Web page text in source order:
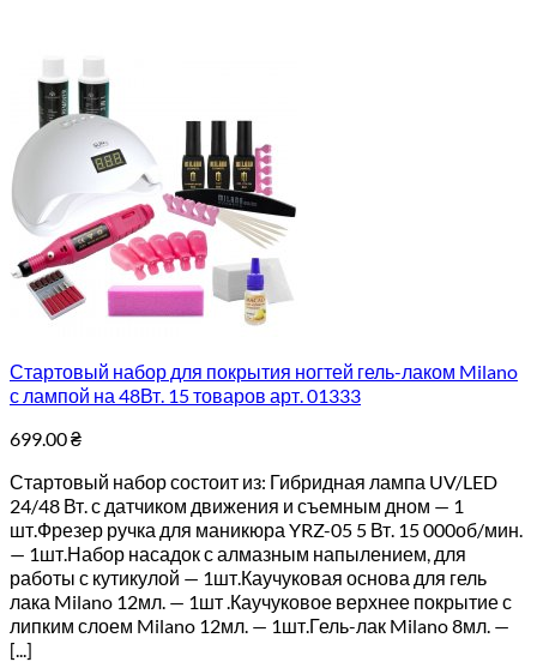
Стартовый набор для покрытия ногтей гель-лаком Milano
с лампой на 48Вт. 15 товаров арт. 01333
699.00₴
Стартовый набор состоит из: Гибридная лампа UV/LED
24/48 Вт. с датчиком движения и съемным дном — 1
шт.Фрезер ручка для маникюра YRZ-05 5 Вт. 15 000об/мин.
— 1шт.Набор насадок с алмазным напылением, для
работы с кутикулой — 1шт.Каучуковая основа для гель
лака Milano 12мл. — 1шт .Каучуковое верхнее покрытие с
липким слоем Milano 12мл. — 1шт.Гель-лак Milano 8мл. —
[...]